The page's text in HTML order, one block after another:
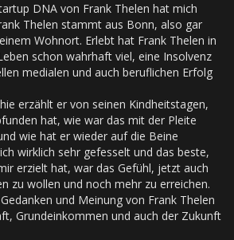
DNA von Frank Thelen hat mich
Thelen stammt aus Bonn, also gar
Wohnort. Erlebt hat Frank Thelen in
schon wahrhaft viel, eine Insolvenz
medialen und auch beruflichen Erfolg
erzählt er von seinen Kindheitstagen,
hat, wie war das mit der Pleite
wie hat er wieder auf die Beine
wirklich sehr gefesselt und das beste,
erzielt hat, war das Gefühl, jetzt auch
zu wollen und noch mehr zu erreichen.
und Meinung von Frank Thelen
Grundeinkommen und auch der Zukunft